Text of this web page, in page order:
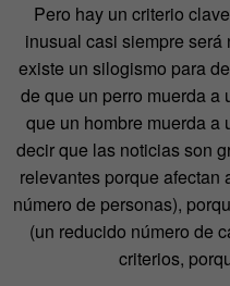
Pero hay un criterio
inusual casi siempre
existe un silogismo para
de que un perro muerda a
que un hombre muerda a
decir que las noticias son
relevantes porque afectan
número de personas),
(un reducido número de
criterios,